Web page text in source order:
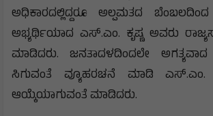
ಅಧಿಕಾರದಲ್ಲಿದ್ದರೂ ಅಲ್ಪಮತದ
ಅಭ್ಯರ್ಥಿಯಾದ ಎಸ್.ಎಂ. ಕೃಷ್ಣ ಅವರು
ಮಾಡಿದರು. ಜನತಾದಳದಿಂದಲೇ
ಸಿಗುವಂತೆ ವ್ಯೂಹರಚನೆ ಮಾಡಿ ಎಸ್.ಎಂ.
ಆಯ್ಕೆಯಾಗುವಂತೆ ಮಾಡಿದರು.